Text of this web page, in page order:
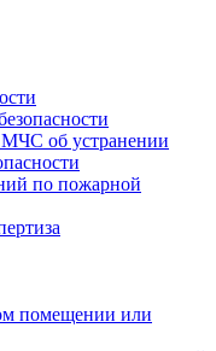
об устранении
по пожарной
помещении или